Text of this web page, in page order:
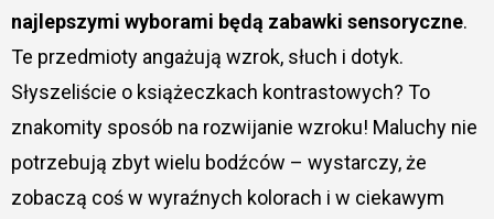
najlepszymi wyborami będą zabawki sensoryczne.
Te przedmioty angażują wzrok, słuch i dotyk.
Słyszeliście o książeczkach kontrastowych? To
znakomity sposób na rozwijanie wzroku! Maluchy nie
potrzebują zbyt wielu bodźców – wystarczy, że
zobaczą coś w wyraźnych kolorach i w ciekawym